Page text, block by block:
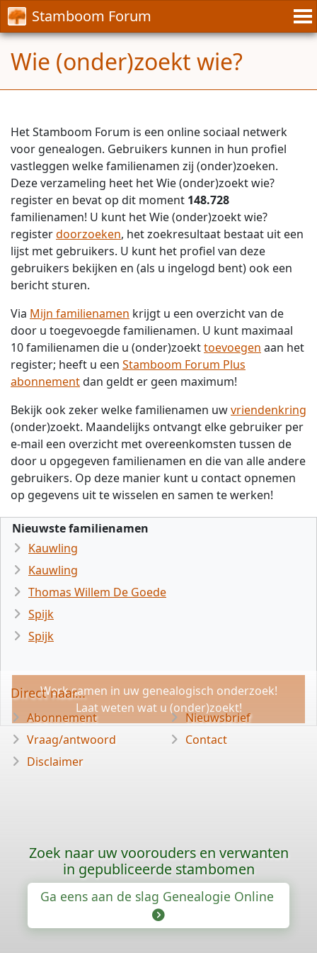
Stamboom Forum
Wie (onder)zoekt wie?
Het Stamboom Forum is een online sociaal netwerk
voor genealogen. Gebruikers kunnen in hun profiel
vastleggen welke familienamen zij (onder)zoeken.
Deze verzameling heet het Wie (onder)zoekt wie?
register en bevat op dit moment 148.728
familienamen! U kunt het Wie (onder)zoekt wie?
registerdoorzoeken, het zoekresultaat bestaat uit een
lijst met gebruikers. U kunt het profiel van deze
gebruikers bekijken en (als u ingelogd bent) ook een
bericht sturen.
Via Mijn familienamen krijgt u een overzicht van de
door u toegevoegde familienamen. U kunt maximaal
10 familienamen die u (onder)zoekttoevoegen aan het
register; heeft u een Stamboom Forum Plus
abonnementdan geldt er geen maximum!
Bekijk ook zeker welke familienamen uwvriendenkring
(onder)zoekt. Maandelijks ontvangt elke gebruiker per
e-mail een overzicht met overeenkomsten tussen de
door u opgegeven familienamen en die van alle andere
gebruikers. Op deze manier kunt u contact opnemen
op gegevens uit te wisselen en samen te werken!
Nieuwste familienamen
Kauwling
Kauwling
Thomas Willem De Goede
Spijk
Spijk
Werk samen in uw genealogisch onderzoek!
Laat weten wat u (onder)zoekt!
Direct naar...
Abonnement
Vraag/antwoord
Disclaimer
Nieuwsbrief
Contact
Zoek naar uw voorouders en verwanten
in gepubliceerde stambomen
Ga eens aan de slag Genealogie Online